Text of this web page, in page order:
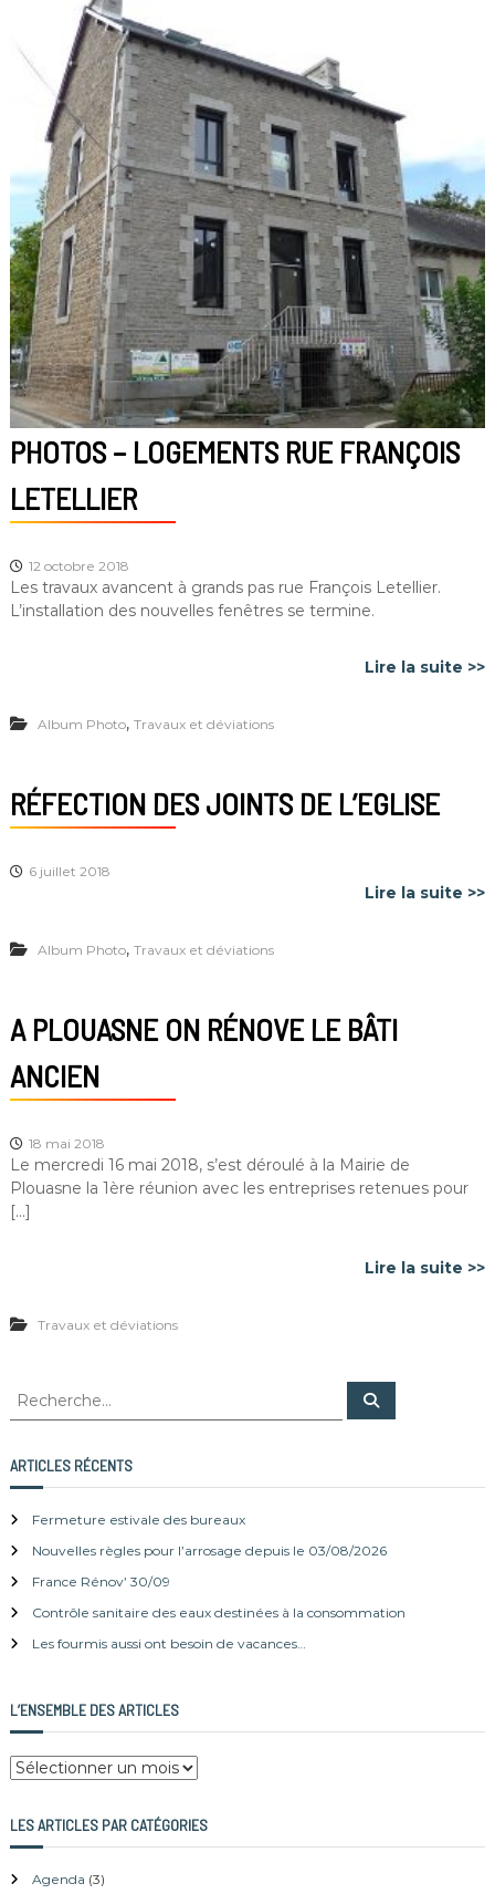
PHOTOS – LOGEMENTS RUE FRANÇOIS
LETELLIER
12 octobre 2018
Les travaux avancent à grands pas rue François Letellier.
L’installation des nouvelles fenêtres se termine.
Lire la suite >>
Album Photo, Travaux et déviations
RÉFECTION DES JOINTS DE L’EGLISE
6 juillet 2018
Lire la suite >>
Album Photo, Travaux et déviations
A PLOUASNE ON RÉNOVE LE BÂTI
ANCIEN
18 mai 2018
Le mercredi 16 mai 2018, s’est déroulé à la Mairie de
Plouasne la 1ère réunion avec les entreprises retenues pour
[…]
Lire la suite >>
Travaux et déviations
R
h
e
c
h
e
:
R
c
ARTICLES RÉCENTS
Fermeture estivale des bureaux
Nouvelles règles pour l’arrosage depuis le 03/08/2026
France Rénov’ 30/09
Contrôle sanitaire des eaux destinées à la consommation
Les fourmis aussi ont besoin de vacances…
L’ENSEMBLE DES ARTICLES
L
n
e
LES ARTICLES PAR CATÉGORIES
Agenda (3)